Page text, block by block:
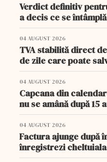
Verdict definitiv
a decis ce se
04 AUGUST 2026
TVA stabilită direct
de zile care poate
04 AUGUST 2026
Capcana din
nu se amână după 15
04 AUGUST 2026
Factura ajunge după
înregistrezi